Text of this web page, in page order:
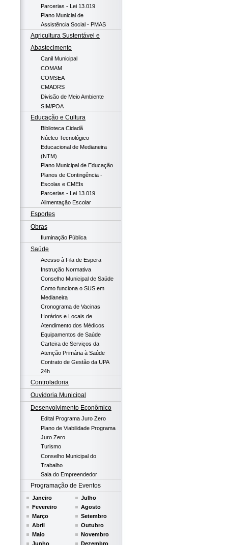
Parcerias - Lei 13.019
Plano Municial de
Assistência Social - PMAS
Agricultura Sustentável e
Abastecimento
Canil Municipal
COMAM
COMSEA
CMADRS
Divisão de Meio Ambiente
SIM/POA
Educação e Cultura
Biblioteca Cidadã
Núcleo Tecnológico
Educacional de Medianeira
(NTM)
Plano Municipal de Educação
Planos de Contingência -
Escolas e CMEIs
Parcerias - Lei 13.019
Alimentação Escolar
Esportes
Obras
Iluminação Pública
Saúde
Acesso à Fila de Espera
Instrução Normativa
Conselho Municipal de Saúde
Como funciona o SUS em
Medianeira
Cronograma de Vacinas
Horários e Locais de
Atendimento dos Médicos
Equipamentos de Saúde
Carteira de Serviços da
Atenção Primária à Saúde
Contrato de Gestão da UPA
24h
Controladoria
Ouvidoria Municipal
Desenvolvimento Econômico
Edital Programa Juro Zero
Plano de Viabilidade Programa
Juro Zero
Turismo
Conselho Municipal do
Trabalho
Sala do Empreendedor
Programação de Eventos
Janeiro
Fevereiro
Março
Abril
Maio
Junho
Julho
Agosto
Setembro
Outubro
Novembro
Dezembro